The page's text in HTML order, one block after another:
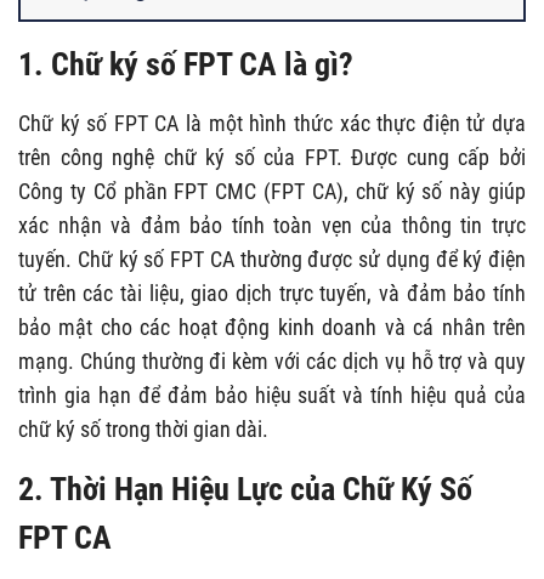
1. Chữ ký số FPT CA là gì?
Chữ ký số FPT CA là một hình thức xác thực điện tử dựa
trên công nghệ chữ ký số của FPT. Được cung cấp bởi
Công ty Cổ phần FPT CMC (FPT CA), chữ ký số này giúp
xác nhận và đảm bảo tính toàn vẹn của thông tin trực
tuyến. Chữ ký số FPT CA thường được sử dụng để ký điện
tử trên các tài liệu, giao dịch trực tuyến, và đảm bảo tính
bảo mật cho các hoạt động kinh doanh và cá nhân trên
mạng. Chúng thường đi kèm với các dịch vụ hỗ trợ và quy
trình gia hạn để đảm bảo hiệu suất và tính hiệu quả của
chữ ký số trong thời gian dài.
2. Thời Hạn Hiệu Lực của Chữ Ký Số
FPT CA